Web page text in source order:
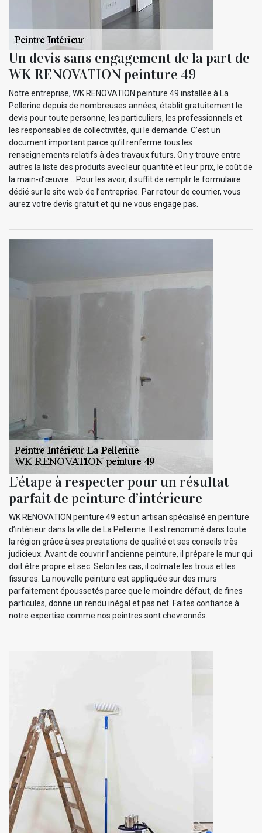
Un devis sans engagement de la part de
WK RENOVATION peinture 49
Notre entreprise, WK RENOVATION peinture 49 installée à La
Pellerine depuis de nombreuses années, établit gratuitement le
devis pour toute personne, les particuliers, les professionnels et
les responsables de collectivités, qui le demande. C’est un
document important parce qu’il renferme tous les
renseignements relatifs à des travaux futurs. On y trouve entre
autres la liste des produits avec leur quantité et leur prix, le coût de
la main-d’œuvre… Pour les avoir, il suffit de remplir le formulaire
dédié sur le site web de l’entreprise. Par retour de courrier, vous
aurez votre devis gratuit et qui ne vous engage pas.
L’étape à respecter pour un résultat
parfait de peinture d’intérieure
WK RENOVATION peinture 49 est un artisan spécialisé en peinture
d’intérieur dans la ville de La Pellerine. Il est renommé dans toute
la région grâce à ses prestations de qualité et ses conseils très
judicieux. Avant de couvrir l’ancienne peinture, il prépare le mur qui
doit être propre et sec. Selon les cas, il colmate les trous et les
fissures. La nouvelle peinture est appliquée sur des murs
parfaitement époussetés parce que le moindre défaut, de fines
particules, donne un rendu inégal et pas net. Faites confiance à
notre expertise comme nos peintres sont chevronnés.